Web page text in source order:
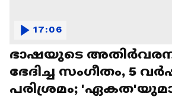
ഭാഷയുടെ
ഭേദിച്ച സംഗീതം, 5
പരിശ്രമം;
17:06